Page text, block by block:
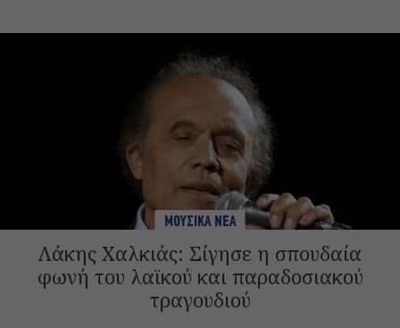
ΜΟΥΣΙΚΑ ΝΕΑ
Λάκης Χαλκιάς: Σίγησε η σπουδαία
φωνή του λαϊκού και παραδοσιακού
τραγουδιού